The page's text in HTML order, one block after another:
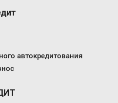
автокредитования